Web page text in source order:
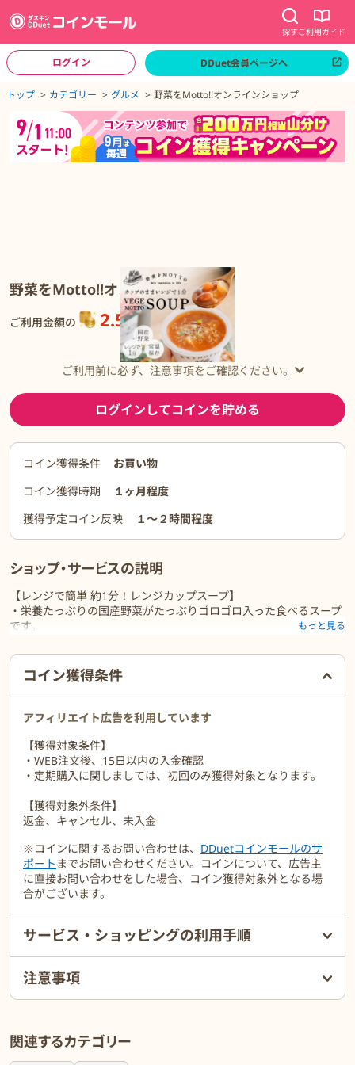
探すご利用ガイド
ログイン DDuet会員ページへ
トップ カテゴリー グルメ 野菜をMotto!!オンラインショップ
野菜をMotto!!オンラインショップ
ご利用金額の 2.5%還元
ご利用前に必ず、注意事項をご確認ください。
ログインしてコインを貯める
コイン獲得条件
お買い物
コイン獲得時期
１ヶ月程度
獲得予定コイン反映
１〜２時間程度
ショップ・サービスの説明
【レンジで簡単 約1分！レンジカップスープ】
・栄養たっぷりの国産野菜がたっぷりゴロゴロ入った食べるスープ
です。
・電子レンジで約1分温めるだけ。買い出し、調理、後片付け不要
で超お手軽。
・簡単・便利なので、忙しい現代人のライフスタイルを美味しくサ
ポート。
・化学調味料、合成着色料、保存料は一切使用しておりません。
です。
もっと見る
ご利用前に必ずお読みください
コイン獲得条件
アフィリエイト広告を利用しています
【獲得対象条件】
・WEB注文後、15日以内の入金確認
・定期購入に関しましては、初回のみ獲得対象となります。
【獲得対象外条件】
返金、キャンセル、未入金
※コインに関するお問い合わせは、 DDuetコインモールのサ
ポート までお問い合わせください。コインについて、広告主
に直接お問い合わせをした場合、コイン獲得対象外となる場
合がございます。
サービス・ショッピングの利用手順
注意事項
関連するカテゴリー
ジトップへ